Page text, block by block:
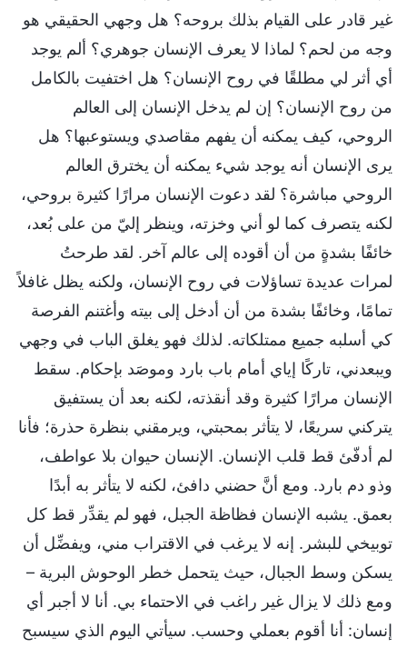
غير قادر على القيام بذلك بروحه؟ هل وجهي الحقيقي هو
وجه من لحم؟ لماذا لا يعرف الإنسان جوهري؟ ألم يوجد
أي أثر لي مطلقًا في روح الإنسان؟ هل اختفيت بالكامل
من روح الإنسان؟ إن لم يدخل الإنسان إلى العالم
الروحي، كيف يمكنه أن يفهم مقاصدي ويستوعبها؟ هل
يرى الإنسان أنه يوجد شيء يمكنه أن يخترق العالم
الروحي مباشرة؟ لقد دعوت الإنسان مرارًا كثيرة بروحي،
لكنه يتصرف كما لو أني وخزته، وينظر إليّ من على بُعد،
خائفًا بشدةٍ من أن أقوده إلى عالم آخر. لقد طرحتُ
لمرات عديدة تساؤلات في روح الإنسان، ولكنه يظل غافلاً
تمامًا، وخائفًا بشدة من أن أدخل إلى بيته وأغتنم الفرصة
كي أسلبه جميع ممتلكاته. لذلك فهو يغلق الباب في وجهي
ويبعدني، تاركًا إياي أمام باب بارد وموصَد بإحكام. سقط
الإنسان مرارًا كثيرة وقد أنقذته، لكنه بعد أن يستفيق
يتركني سريعًا، لا يتأثر بمحبتي، ويرمقني بنظرة حذرة؛ فأنا
لم أدفّئ قط قلب الإنسان. الإنسان حيوان بلا عواطف،
وذو دم بارد. ومع أنَّ حضني دافئ، لكنه لا يتأثر به أبدًا
بعمق. يشبه الإنسان فظاظة الجبل، فهو لم يقدِّر قط كل
توبيخي للبشر. إنه لا يرغب في الاقتراب مني، ويفضِّل أن
يسكن وسط الجبال، حيث يتحمل خطر الوحوش البرية –
ومع ذلك لا يزال غير راغب في الاحتماء بي. أنا لا أجبر أي
إنسان: أنا أقوم بعملي وحسب. سيأتي اليوم الذي سيسبح